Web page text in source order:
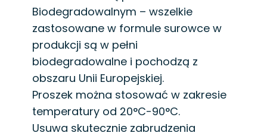
Biodegradowalnym – wszelkie
zastosowane w formule surowce w
produkcji są w pełni
biodegradowalne i pochodzą z
obszaru Unii Europejskiej.
Proszek można stosować w zakresie
temperatury od 20°C-90°C.
Usuwa skutecznie zabrudzenia